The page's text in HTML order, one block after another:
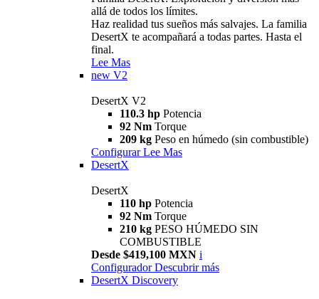
allá de todos los límites.
Haz realidad tus sueños más salvajes. La familia
DesertX te acompañará a todas partes. Hasta el
final.
Lee Mas
new V2
DesertX V2
110.3 hp Potencia
92 Nm Torque
209 kg Peso en húmedo (sin combustible)
Configurar Lee Mas
DesertX
DesertX
110 hp Potencia
92 Nm Torque
210 kg PESO HÚMEDO SIN
COMBUSTIBLE
Desde $419,100 MXN i
Configurador Descubrir más
DesertX Discovery